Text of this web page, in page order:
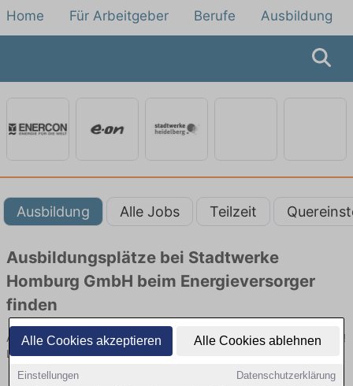
Alle Cookies akzeptieren Alle Cookies ablehnen
Einstellungen Datenschutzerklärung
Home Für Arbeitgeber Berufe Ausbildung
Ausbildung Alle Jobs Teilzeit
Ausbildungsplätze bei Stadtwerke
Homburg GmbH beim Energieversorger
finden
Ausbildung bei Stadtwerke Homburg GmbH beim Energieversorger!
Lehrstellen in Technik. Jetzt bewerben!